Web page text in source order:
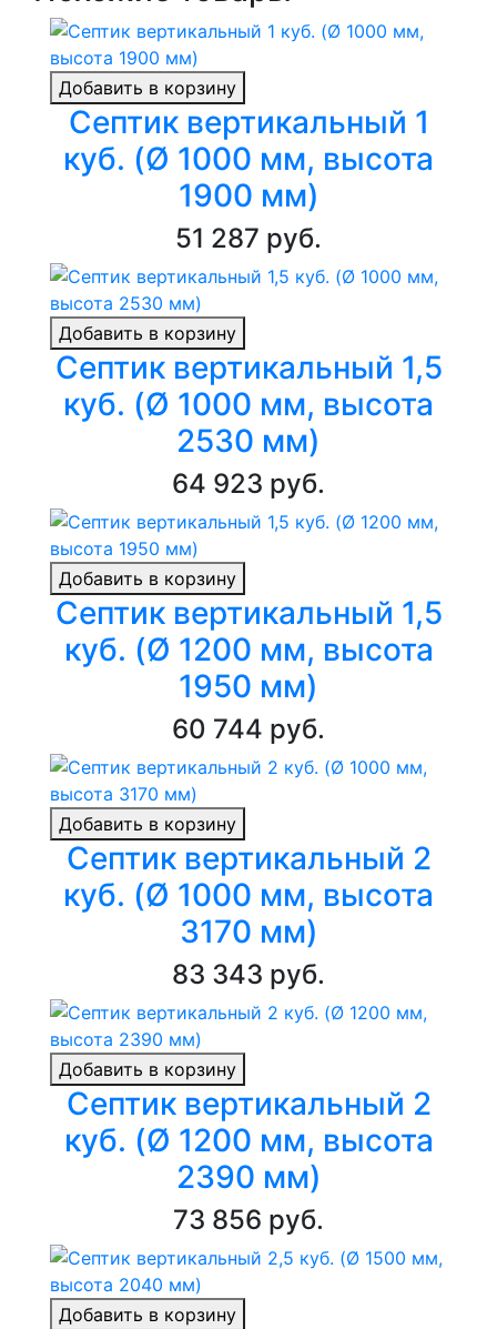
Добавить в корзину
Септик вертикальный 1
куб. (Ø 1000 мм, высота
1900 мм)
51 287 руб.
Добавить в корзину
Септик вертикальный 1,5
куб. (Ø 1000 мм, высота
2530 мм)
64 923 руб.
Добавить в корзину
Септик вертикальный 1,5
куб. (Ø 1200 мм, высота
1950 мм)
60 744 руб.
Добавить в корзину
Септик вертикальный 2
куб. (Ø 1000 мм, высота
3170 мм)
83 343 руб.
Добавить в корзину
Септик вертикальный 2
куб. (Ø 1200 мм, высота
2390 мм)
73 856 руб.
Добавить в корзину